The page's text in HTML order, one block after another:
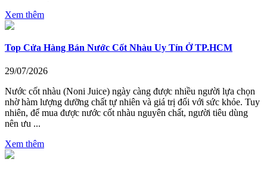
Xem thêm
Top Cửa Hàng Bán Nước Cốt Nhàu Uy Tín Ở TP.HCM
29/07/2026
Nước cốt nhàu (Noni Juice) ngày càng được nhiều người lựa chọn
nhờ hàm lượng dưỡng chất tự nhiên và giá trị đối với sức khỏe. Tuy
nhiên, để mua được nước cốt nhàu nguyên chất, người tiêu dùng
nên ưu ...
Xem thêm